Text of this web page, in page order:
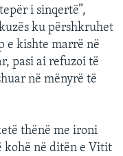
i sinqertë”,
ku përshkruhet
e kishte marrë në
pasi ai refuzoi të
në mënyrë të
thënë me ironi
kohë në ditën e Vitit